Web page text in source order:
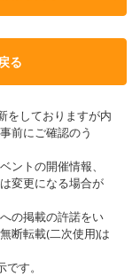
る
をしておりますが内
前にご確認のう
ントの開催情報、
変更になる場合が
の掲載の許諾をい
断転載(二次使用)は
す。